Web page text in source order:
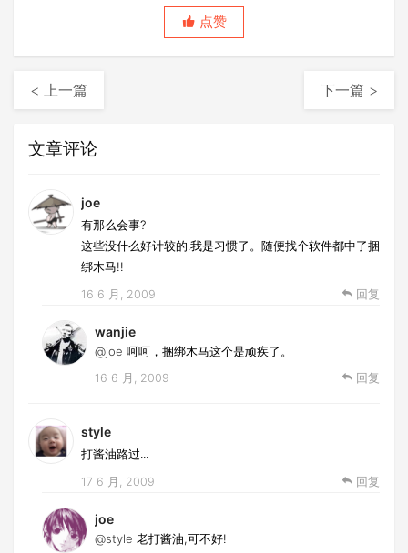
点赞
< 上一篇 下一篇 >
文章评论
joe
有那么会事?
这些没什么好计较的.我是习惯了。随便找个软件都中了捆
绑木马!!
16 6 月, 2009 回复
wanjie
@joe 呵呵，捆绑木马这个是顽疾了。
16 6 月, 2009 回复
style
打酱油路过...
17 6 月, 2009 回复
joe
@style 老打酱油,可不好!